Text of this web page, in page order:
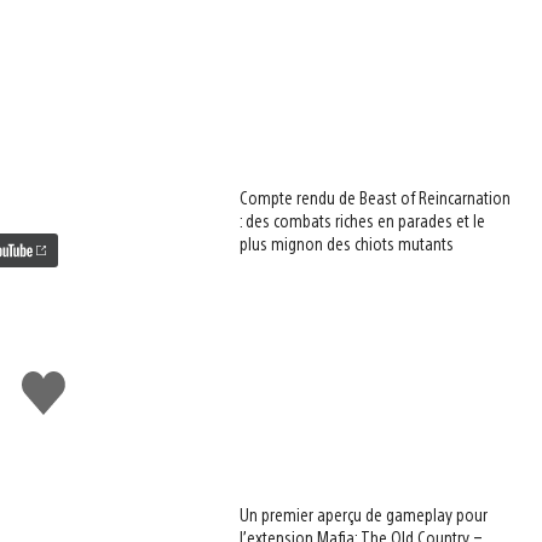
J'aime
Compte rendu de Beast of Reincarnation
: des combats riches en parades et le
plus mignon des chiots mutants
Un premier aperçu de gameplay pour
l’extension Mafia: The Old Country –